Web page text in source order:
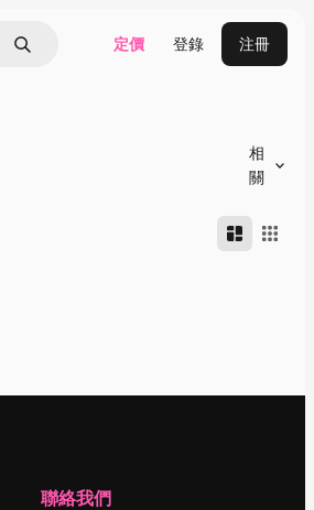
圖像搜索
搜尋 定價 登錄 注冊
相
關
聯絡我們